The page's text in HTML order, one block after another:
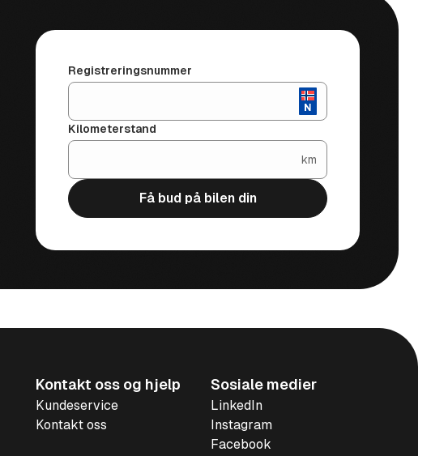
Registreringsnummer
Kilometerstand
km
Få bud på bilen din
Kontakt oss og hjelp
Kundeservice
Kontakt oss
Sosiale medier
LinkedIn
Instagram
Facebook